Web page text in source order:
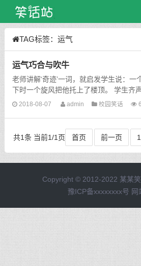
TAG标签：运气
运气巧合与吹牛
老师讲解‘奇迹’一词，就启发学生说：
下时一个旋风把他托上了楼顶。 学生齐
他再次跳下时一个旋风又把他托上了楼顶
2018-08-07 admin 校园笑话
共1条 当前1/1页 首页 前一页 1
Copyright © 2012-2022 某某
豫ICP备xxxxxxxx号 网